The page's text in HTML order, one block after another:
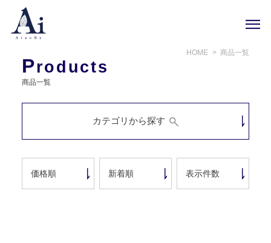
カテゴリから探す
HOME 商品一覧
Products
商品一覧
価格順 新着順 表示件数